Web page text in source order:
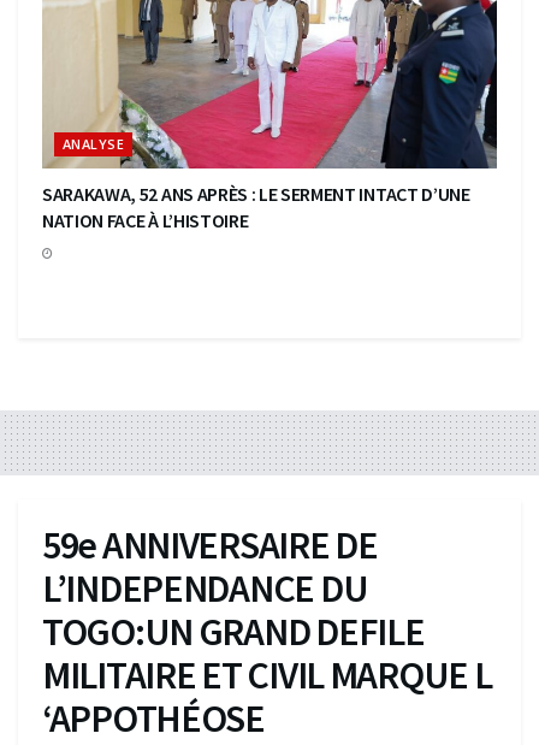
ANALYSE
SARAKAWA, 52 ANS APRÈS : LE SERMENT INTACT D’UNE
NATION FACE À L’HISTOIRE
59e ANNIVERSAIRE DE
L’INDEPENDANCE DU
TOGO:UN GRAND DEFILE
MILITAIRE ET CIVIL MARQUE L
‘APPOTHÉOSE